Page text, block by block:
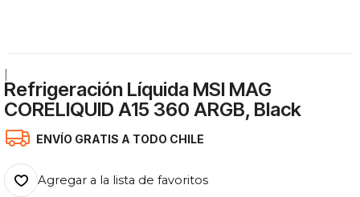
Refrigeración Líquida MSI MAG
CORELIQUID A15 360 ARGB, Black
ENVÍO GRATIS A TODO CHILE
Agregar a la lista de favoritos